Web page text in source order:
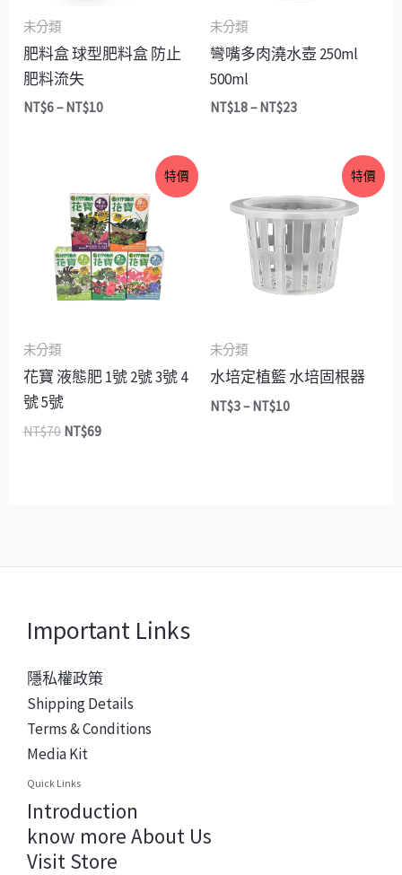
未分類
肥料盒 球型肥料盒 防止
肥料流失
NT$6– NT$10
未分類
彎嘴多肉澆水壺 250ml
500ml
NT$18– NT$23
特價
未分類
花寶 液態肥 1號 2號 3號 4
號 5號
NT$70
價
格：
NT$70。
NT$69
價
格：
NT$69。
特價
未分類
水培定植籃 水培固根器
NT$3– NT$10
範
圍：
NT$3
到
NT$10
Important Links
隱私權政策
Shipping Details
Terms & Conditions
Media Kit
Quick Links
Introduction
know more About Us
Visit Store